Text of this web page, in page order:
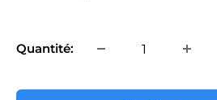
Quantité: